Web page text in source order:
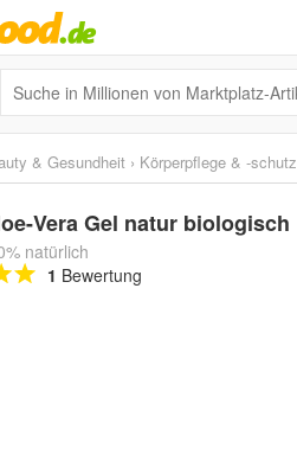
& Gesundheit › Körperpflege & -schutz
Vera Gel natur biologisch
natürlich
1 Bewertung